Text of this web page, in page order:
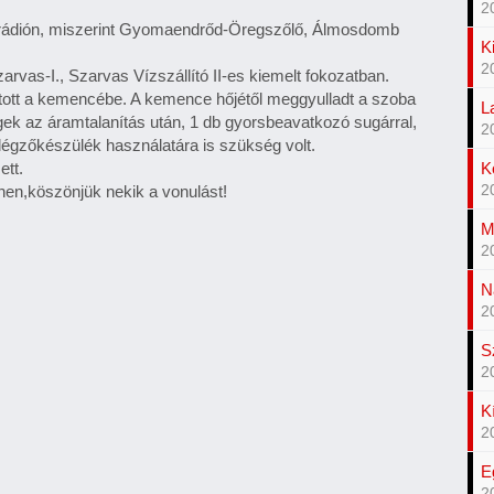
miszerint Gyomaendrőd-Öregszőlő, Álmosdomb
I., Szarvas Vízszállító II-es kiemelt fokozatban.
a kemencébe. A kemence hőjétől meggyulladt a szoba
az áramtalanítás után, 1 db gyorsbeavatkozó sugárral,
használatára is szükség volt.
nekik a vonulást!